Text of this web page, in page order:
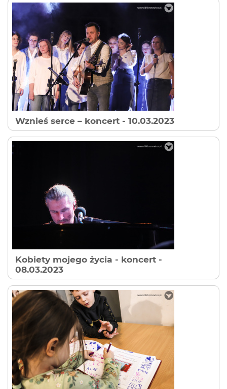
Wznieś serce – koncert - 10.03.2023
Kobiety mojego życia - koncert -
08.03.2023